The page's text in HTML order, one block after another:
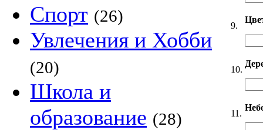
Спорт (26)
Увлечения и Хобби
(20)
Школа и
образование (28)
9.
10.
11.